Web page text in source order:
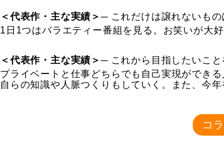
＜代表作・主な実績＞ ─ これだけは譲れないもの
1日1つはバラエティー番組を見る。お笑いが大好
＜代表作・主な実績＞ ─ これから目指したいこと
プライベートと仕事どちらでも自己実現ができ
自らの知識や人脈つくりもしていく。また、今
コ